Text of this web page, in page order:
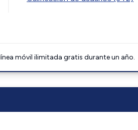
móvil ilimitada gratis durante un año.